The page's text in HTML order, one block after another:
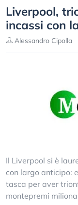
Liverpool,
incassi con
Alessandro Cipolla
Il Liverpool si è
con largo anticipo:
tasca per aver
montepremi